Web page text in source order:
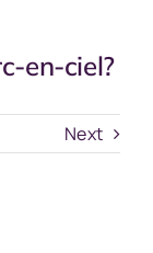
en-ciel?
Next